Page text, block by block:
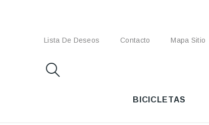
Lista De Deseos Contacto Mapa Sitio
BICICLETAS